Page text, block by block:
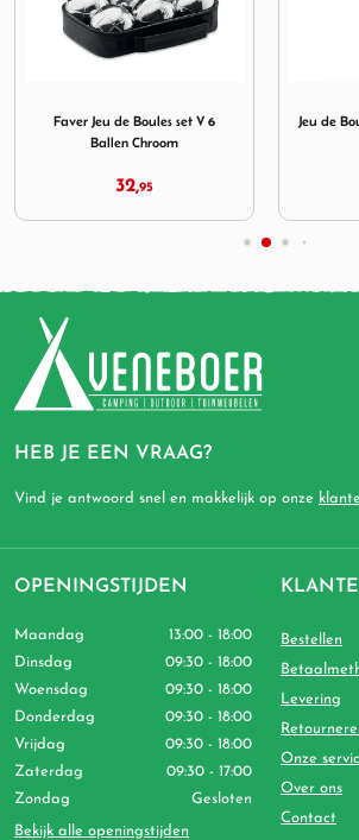
Faver Jeu de Boules set V 6
Ballen Chroom
32,95
Jeu de
HEB JE EEN VRAAG?
Vind je antwoord snel en makkelijk op onze
OPENINGSTIJDEN
Maandag
13:00 - 18:00
Dinsdag
09:30 - 18:00
Woensdag
09:30 - 18:00
Donderdag
09:30 - 18:00
Vrijdag
09:30 - 18:00
Zaterdag
09:30 - 17:00
Zondag
Gesloten
Bekijk alle openingstijden
Bestellen
Levering
Onze
Over ons
Contact